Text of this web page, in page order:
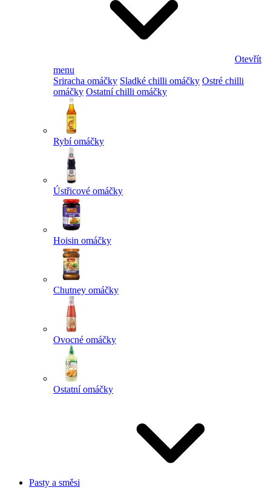
Otevřít
menu
Sriracha omáčky Sladké chilli omáčky Ostré chilli
omáčky Ostatní chilli omáčky
Rybí omáčky
Ústřicové omáčky
Hoisin omáčky
Chutney omáčky
Ovocné omáčky
Ostatní omáčky
Pasty a směsi